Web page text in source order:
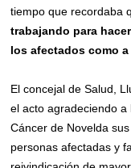
tiempo que recordaba
trabajando para
los afectados como
El concejal de Salud,
el acto agradeciendo a
Cáncer de Novelda
personas afectadas y